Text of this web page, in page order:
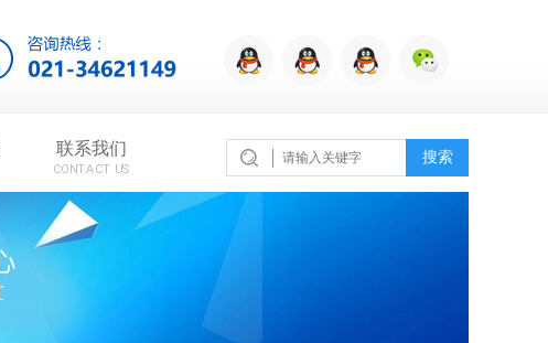
联系我们
CONTACT US
搜索